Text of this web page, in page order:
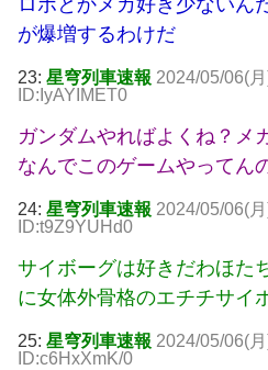
ロボとかメカ好き少ないん
が爆増するわけだ
23: 星穹列車速報 2024/05/06(
ID:IyAYIMET0
ガンダムやればよくね？メ
なんでこのゲームやってん
24: 星穹列車速報 2024/05/06(
ID:t9Z9YUHd0
サイボーグは好きだわほた
に女体外骨格のエチチサイ
25: 星穹列車速報 2024/05/06(
ID:c6HxXmK/0